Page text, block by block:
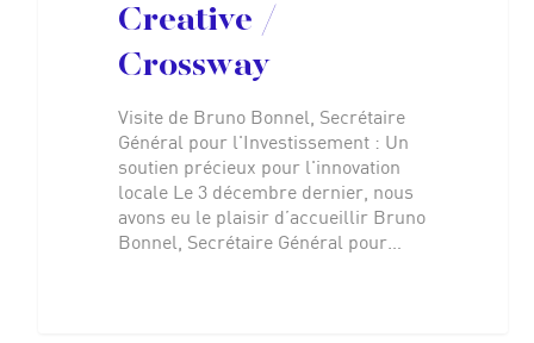
Creative /
Crossway
Visite de Bruno Bonnel, Secrétaire
Général pour l'Investissement : Un
soutien précieux pour l'innovation
locale Le 3 décembre dernier, nous
avons eu le plaisir d’accueillir Bruno
Bonnel, Secrétaire Général pour…